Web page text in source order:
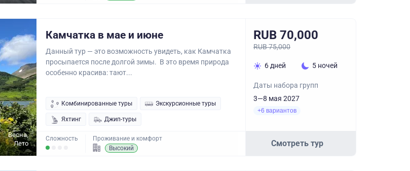
Весна,
Лето
Камчатка в мае и июне
Данный тур — это возможность увидеть, как Камчатка
просыпается после долгой зимы. В это время природа
особенно красива: тают...
Комбинированные туры Экскурсионные туры
Яхтинг Джип-туры
Сложность
Проживание и комфорт
Высокий
RUB 70,000
RUB 75,000
6 дней 5 ночей
Даты набора групп
3—8 мая 2027
+6 вариантов
Смотреть тур